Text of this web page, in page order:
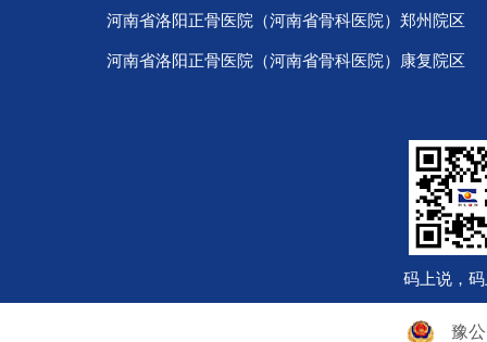
河南省洛阳正骨医院（河南省骨科医院）郑州院区
河南省洛阳正骨医院（河南省骨科医院）康复院区
码上说，
豫公